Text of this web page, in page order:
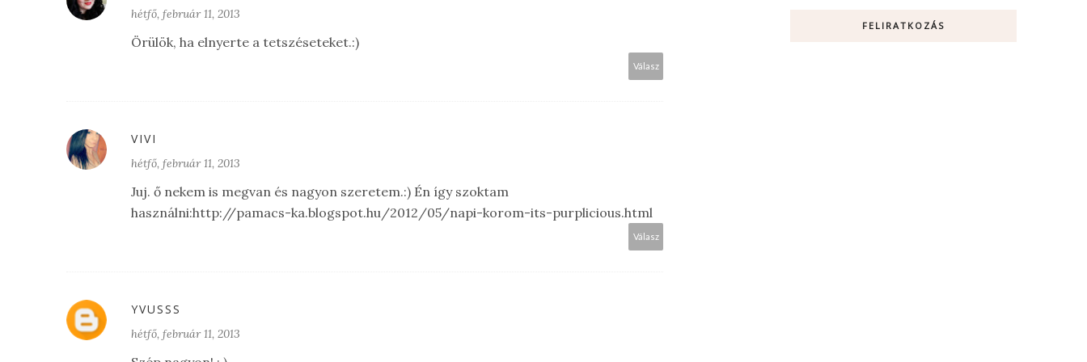
hétfő, február 11, 2013
Örülök, ha elnyerte a tetszéseteket.:)
Válasz
VIVI
hétfő, február 11, 2013
Juj. ő nekem is megvan és nagyon szeretem.:) Én így szoktam
használni:http://pamacs-ka.blogspot.hu/2012/05/napi-korom-its-purplicious.html
Válasz
YVUSSS
hétfő, február 11, 2013
FELIRATKOZÁS